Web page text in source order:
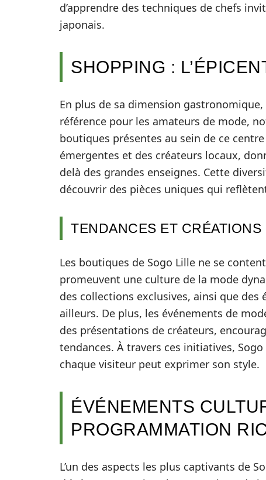
d’apprendre des techniques de chefs
japonais.
SHOPPING :
En plus de sa dimension
référence pour les amateurs de mode,
boutiques présentes au sein de ce
émergentes et des créateurs locaux,
delà des grandes enseignes. Cette
découvrir des pièces uniques qui
TENDANCES ET CRÉATIONS
Les boutiques de Sogo Lille ne se
promeuvent une culture de la mode
des collections exclusives, ainsi que
ailleurs. De plus, les événements de
des présentations de créateurs,
tendances. À travers ces initiatives,
chaque visiteur peut exprimer son style.
ÉVÉNEMENTS
PROGRAMMATION
L’un des aspects les plus captivants de